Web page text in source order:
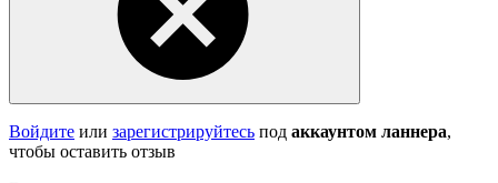
Войдите или зарегистрируйтесь под аккаунтом ланнера,
чтобы оставить отзыв